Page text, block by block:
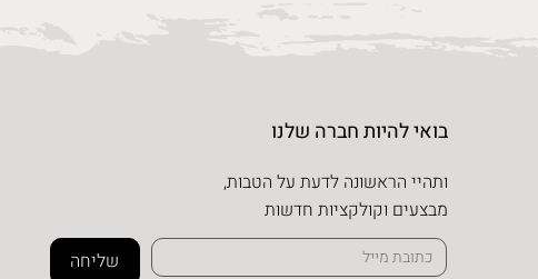
בואי להיות חברה שלנו
ותהיי הראשונה לדעת על הטבות,
מבצעים וקולקציות חדשות
שליחה